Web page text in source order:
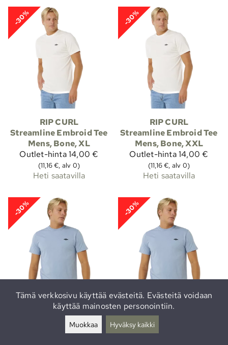
-30%
RIP CURL
Streamline Embroid Tee
Mens, Bone, XL
Outlet-hinta14,00 €
(11,16 €, alv 0)
Heti saatavilla
-30%
RIP CURL
Streamline Embroid Tee
Mens, Bone, XXL
Outlet-hinta14,00 €
(11,16 €, alv 0)
Heti saatavilla
-30%
RIP CURL
Streamline Embroid Tee
Mens, Faded Denim, S
-30%
RIP CURL
Streamline Embroid Tee
Mens, Faded Denim, M
Tämä verkkosivu käyttää evästeitä. Evästeitä voidaan
käyttää mainosten personointiin.
Muokkaa Hyväksy kaikki